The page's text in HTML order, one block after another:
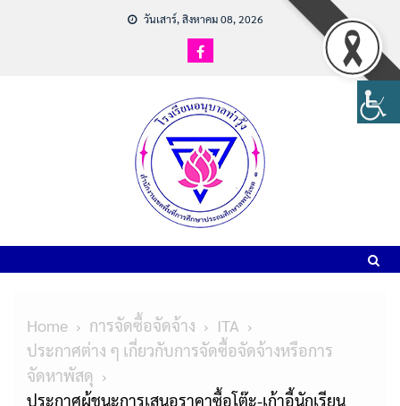
วันเสาร์, สิงหาคม 08, 2026
Home การจัดซื้อจัดจ้าง
ITA
ประกาศต่าง ๆ เกี่ยวกับการจัดซื้อจัดจ้างหรือการ
จัดหาพัสดุ
ประกาศผู้ชนะการเสนอราคาซื้อโต๊ะ-เก้าอี้นักเรียน